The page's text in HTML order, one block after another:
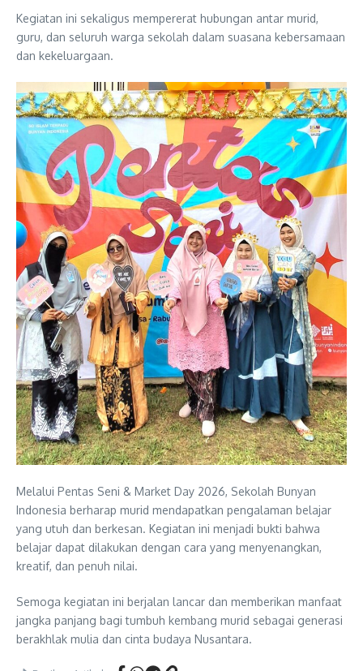
Kegiatan ini sekaligus mempererat hubungan antar murid,
guru, dan seluruh warga sekolah dalam suasana kebersamaan
dan kekeluargaan.
Melalui Pentas Seni & Market Day 2026, Sekolah Bunyan
Indonesia berharap murid mendapatkan pengalaman belajar
yang utuh dan berkesan. Kegiatan ini menjadi bukti bahwa
belajar dapat dilakukan dengan cara yang menyenangkan,
kreatif, dan penuh nilai.
Semoga kegiatan ini berjalan lancar dan memberikan manfaat
jangka panjang bagi tumbuh kembang murid sebagai generasi
berakhlak mulia dan cinta budaya Nusantara.